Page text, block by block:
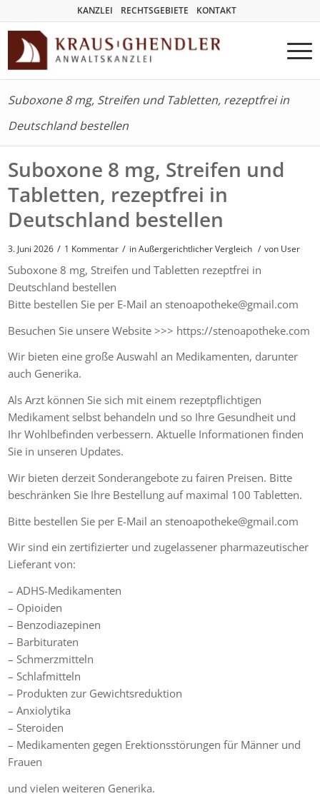
KANZLEI RECHTSGEBIETE KONTAKT
Suboxone 8 mg, Streifen und Tabletten, rezeptfrei in
Deutschland bestellen
Suboxone 8 mg, Streifen und
Tabletten, rezeptfrei in
Deutschland bestellen
3. Juni 2026 / 1 Kommentar / inAußergerichtlicher Vergleich / von User
Suboxone 8 mg, Streifen und Tabletten rezeptfrei in
Deutschland bestellen
Bitte bestellen Sie per E-Mail an stenoapotheke@gmail.com
Besuchen Sie unsere Website >>> https://stenoapotheke.com
Wir bieten eine große Auswahl an Medikamenten, darunter
auch Generika.
Als Arzt können Sie sich mit einem rezeptpflichtigen
Medikament selbst behandeln und so Ihre Gesundheit und
Ihr Wohlbefinden verbessern. Aktuelle Informationen finden
Sie in unseren Updates.
Wir bieten derzeit Sonderangebote zu fairen Preisen. Bitte
beschränken Sie Ihre Bestellung auf maximal 100 Tabletten.
Bitte bestellen Sie per E-Mail an stenoapotheke@gmail.com
Wir sind ein zertifizierter und zugelassener pharmazeutischer
Lieferant von:
– ADHS-Medikamenten
– Opioiden
– Benzodiazepinen
– Barbituraten
– Schmerzmitteln
– Schlafmitteln
– Produkten zur Gewichtsreduktion
– Anxiolytika
– Steroiden
– Medikamenten gegen Erektionsstörungen für Männer und
Frauen
und vielen weiteren Generika.